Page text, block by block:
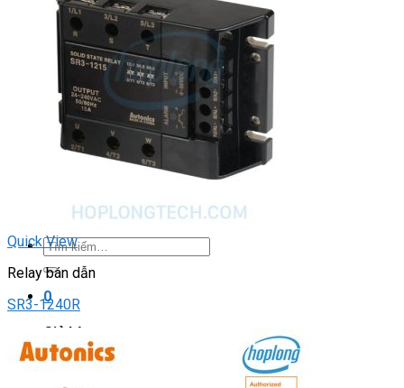
Light Star
DRIVER / MOTOR STEP
ĐÈN BÁO
Đèn báo quay
Đèn báo panel tròn
Đèn báo tháp
Đèn báo khác
CHUYỂN MẠCH / NÚT NHẤN
Chuyển mạch có khóa
Công tắc dừng khẩn
Can nhiệt
Tìm
kiếm:
0
Giỏ hàng
Chưa có sản phẩm trong giỏ hàng.
Quick View
Relay bán dẫn
SR3-1240R